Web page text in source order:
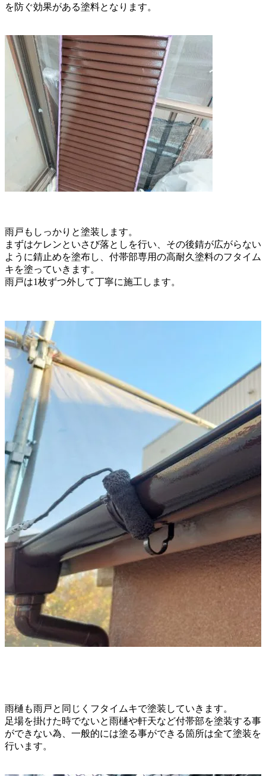
を防ぐ効果がある塗料となります。
雨戸もしっかりと塗装します。
まずはケレンといさび落としを行い、 その後錆が広がらない
ように錆止めを塗布し、 付帯部専用の高耐久塗料のフタイム
キを塗っていきます。
雨戸は1枚ずつ外して丁寧に施工します。
雨樋も雨戸と同じくフタイムキで塗装していきます。
足場を掛けた時でないと雨樋や軒天など付帯部を塗装する事
ができない為、 一般的には塗る事ができる箇所は全て塗装を
行います。